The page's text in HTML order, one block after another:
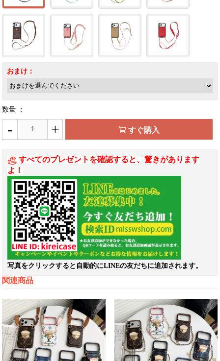
おまけ：
数量 ：
- + すぐ購入
すべてのプレゼントを確認すると、驚きがあります
よ！
写真をクリックすると自動的にLINEの友だちに追加されます。
関連商品